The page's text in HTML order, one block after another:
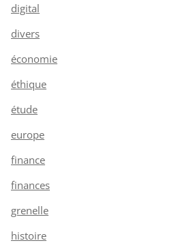
digital
divers
économie
éthique
étude
europe
finance
finances
grenelle
histoire